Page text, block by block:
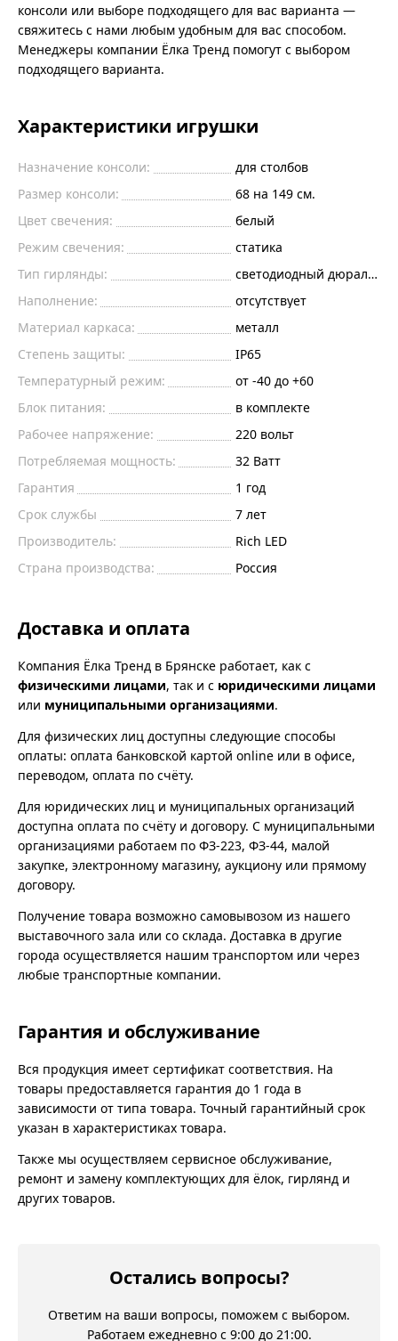
консоли или выборе подходящего для вас варианта —
свяжитесь с нами любым удобным для вас способом.
Менеджеры компании Ёлка Тренд помогут с выбором
подходящего варианта.
Характеристики игрушки
Назначение консоли:
для столбов
Размер консоли:
68 на 149 см.
Цвет свечения:
белый
Режим свечения:
статика
Тип гирлянды:
светодиодный дюралайт
Наполнение:
отсутствует
Материал каркаса:
металл
Степень защиты:
IP65
Температурный режим:
от -40 до +60
Блок питания:
в комплекте
Рабочее напряжение:
220 вольт
Потребляемая мощность:
32 Ватт
Гарантия
1 год
Срок службы
7 лет
Производитель:
Rich LED
Страна производства:
Россия
Доставка и оплата
Компания Ёлка Тренд в Брянске работает, как с
физическими лицами, так и с юридическими лицами
или муниципальными организациями.
Для физических лиц доступны следующие способы
оплаты: оплата банковской картой online или в офисе,
переводом, оплата по счёту.
Для юридических лиц и муниципальных организаций
доступна оплата по счёту и договору. С муниципальными
организациями работаем по ФЗ-223, ФЗ-44, малой
закупке, электронному магазину, аукциону или прямому
договору.
Получение товара возможно самовывозом из нашего
выставочного зала или со склада. Доставка в другие
города осуществляется нашим транспортом или через
любые транспортные компании.
Гарантия и обслуживание
Вся продукция имеет сертификат соответствия. На
товары предоставляется гарантия до 1 года в
зависимости от типа товара. Точный гарантийный срок
указан в характеристиках товара.
Также мы осуществляем сервисное обслуживание,
ремонт и замену комплектующих для ёлок, гирлянд и
других товаров.
Остались вопросы?
Ответим на ваши вопросы, поможем с выбором.
Работаем ежедневно с 9:00 до 21:00.